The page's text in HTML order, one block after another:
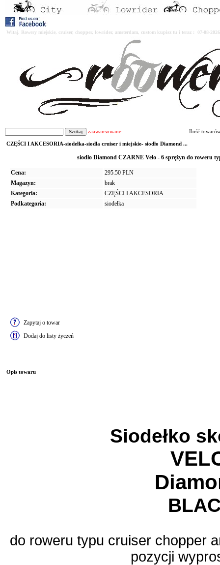
Witaj. Rowery miejskie, cruiser, chopper, lowrider, amsterdam, custom kupisz tu i teraz : 07-08-
zaawansowane Ilość
CZĘŚCI I AKCESORIA-siodełka-siodła cruiser i miejskie- siodło Diamond ...
siodło Diamond CZARNE Velo - 6 sprężyn do roweru
Cena:
295.50 PLN
Magazyn:
brak
Kategoria:
CZĘŚCI I AKCESORIA
Podkategoria:
siodełka
Zapytaj o towar
Dodaj do listy życzeń
Opis towaru
Siodełko
do roweru typu cruiser chopper
pozycji